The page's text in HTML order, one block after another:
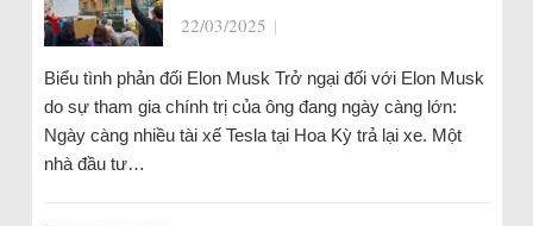
22/03/2025 |
Biểu tình phản đối Elon Musk Trở ngại đối với Elon Musk
do sự tham gia chính trị của ông đang ngày càng lớn:
Ngày càng nhiều tài xế Tesla tại Hoa Kỳ trả lại xe. Một
nhà đầu tư…